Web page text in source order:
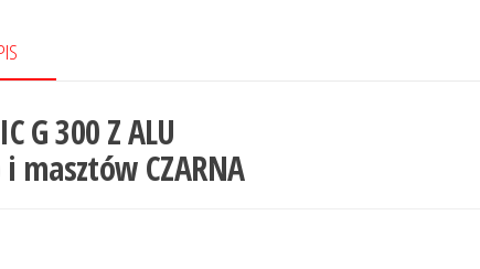
G 300 Z ALU
masztów CZARNA